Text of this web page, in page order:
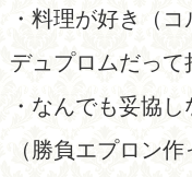
・料理が好き（
デュプロムだって
・なんでも妥協し
（勝負エプロン